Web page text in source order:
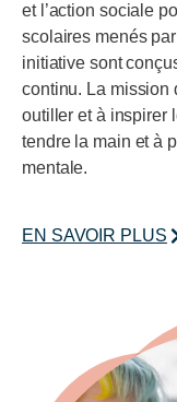
et l’action sociale
scolaires menés
initiative sont
continu. La mission
outiller et à inspirer
tendre la main et à
mentale.
EN SAVOIR PLUS